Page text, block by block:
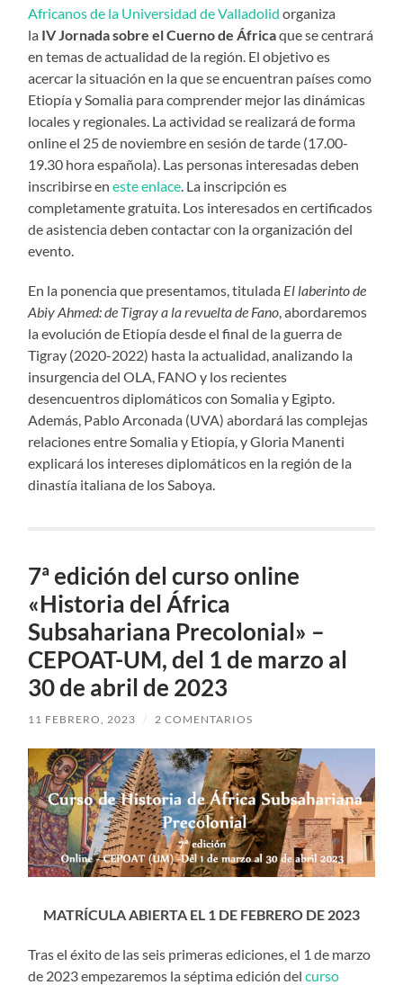
Africanos de la Universidad de Valladolid organiza
la IV Jornada sobre el Cuerno de Áfricaque se centrará
en temas de actualidad de la región. El objetivo es
acercar la situación en la que se encuentran países como
Etiopía y Somalia para comprender mejor las dinámicas
locales y regionales. La actividad se realizará de forma
online el 25 de noviembre en sesión de tarde (17.00-
19.30 hora española). Las personas interesadas deben
inscribirse eneste enlace. La inscripción es
completamente gratuita. Los interesados en certificados
de asistencia deben contactar con la organización del
evento.
En la ponencia que presentamos, titulada El laberinto de
Abiy Ahmed: de Tigray a la revuelta de Fano, abordaremos
la evolución de Etiopía desde el final de la guerra de
Tigray (2020-2022) hasta la actualidad, analizando la
insurgencia del OLA, FANO y los recientes
desencuentros diplomáticos con Somalia y Egipto.
Además, Pablo Arconada (UVA) abordará las complejas
relaciones entre Somalia y Etiopía, y Gloria Manenti
explicará los intereses diplomáticos en la región de la
dinastía italiana de los Saboya.
7ª edición del curso online
«Historia del África
Subsahariana Precolonial» –
CEPOAT-UM, del 1 de marzo al
30 de abril de 2023
11 FEBRERO, 2023 / 2 COMENTARIOS
MATRÍCULA ABIERTA EL 1 DE FEBRERO DE 2023
Tras el éxito de las seis primeras ediciones, el 1 de marzo
de 2023 empezaremos la séptima edición delcurso